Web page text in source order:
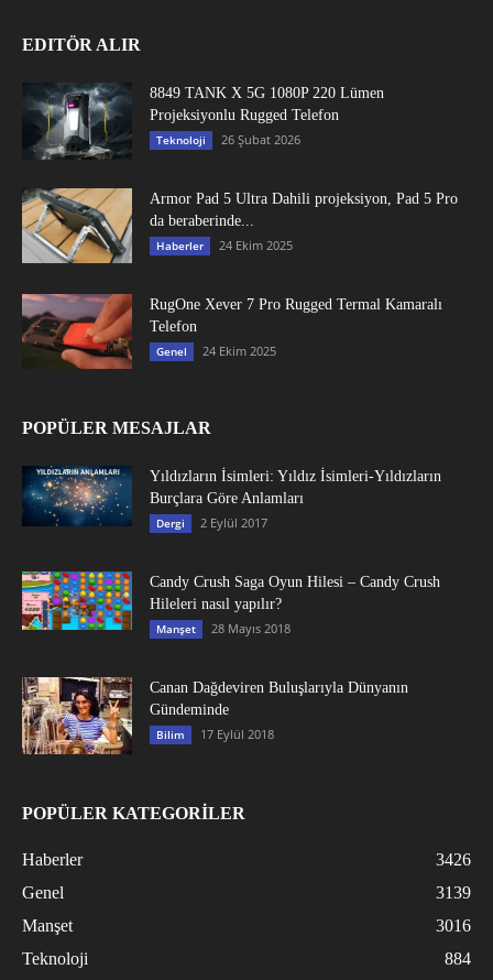
EDITÖR ALIR
8849 TANK X 5G 1080P 220 Lümen
Projeksiyonlu Rugged Telefon
Teknoloji 26 Şubat 2026
Armor Pad 5 Ultra Dahili projeksiyon, Pad 5 Pro
da beraberinde...
Haberler 24 Ekim 2025
RugOne Xever 7 Pro Rugged Termal Kamaralı
Telefon
Genel 24 Ekim 2025
POPÜLER MESAJLAR
Yıldızların İsimleri: Yıldız İsimleri-Yıldızların
Burçlara Göre Anlamları
Dergi 2 Eylül 2017
Candy Crush Saga Oyun Hilesi – Candy Crush
Hileleri nasıl yapılır?
Manşet 28 Mayıs 2018
Canan Dağdeviren Buluşlarıyla Dünyanın
Gündeminde
Bilim 17 Eylül 2018
POPÜLER KATEGORİLER
Haberler
3426
Genel
3139
Manşet
3016
Teknoloji
884